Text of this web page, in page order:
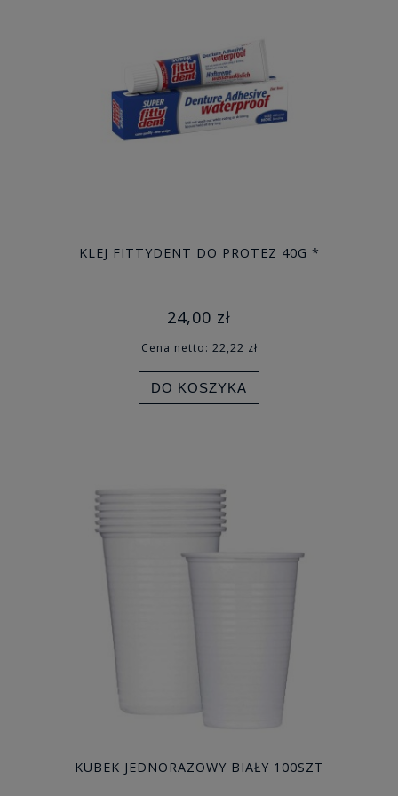
KLEJ FITTYDENT DO PROTEZ 40G *
24,00 zł
Cena netto: 22,22 zł
DO KOSZYKA
KUBEK JEDNORAZOWY BIAŁY 100SZT